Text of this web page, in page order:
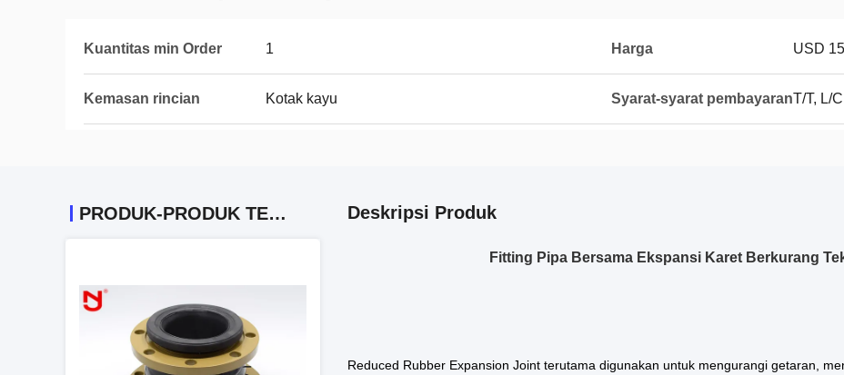
Kuantitas min Order 1 Harga USD
Kemasan rincian Kotak kayu Syarat-syarat pembayaranT/T, L/
PRODUK-PRODUK TERKAIT Deskripsi Produk
Fitting Pipa Bersama Ekspansi Karet Berkurang
Reduced Rubber Expansion Joint terutama digunakan untuk mengurangi getaran,